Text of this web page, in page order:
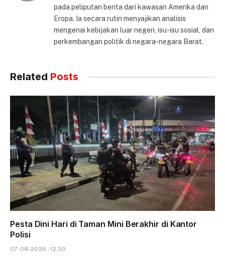
pada peliputan berita dari kawasan Amerika dan
Eropa. Ia secara rutin menyajikan analisis
mengenai kebijakan luar negeri, isu-isu sosial, dan
perkembangan politik di negara-negara Barat.
Related Posts
Pesta Dini Hari di Taman Mini Berakhir di Kantor
Polisi
07-08-2026 - 12.30